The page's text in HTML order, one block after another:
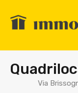
Via